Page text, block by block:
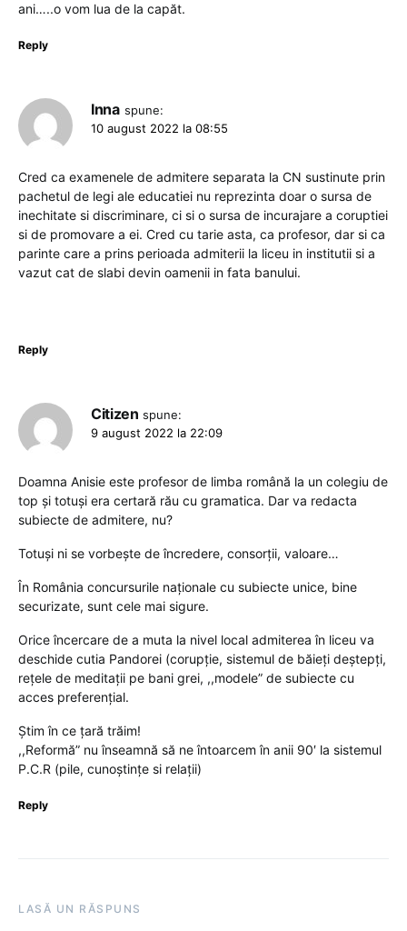
ani…..o vom lua de la capăt.
Reply
Inna spune:
10 august 2022 la 08:55
Cred ca examenele de admitere separata la CN sustinute prin
pachetul de legi ale educatiei nu reprezinta doar o sursa de
inechitate si discriminare, ci si o sursa de incurajare a coruptiei
si de promovare a ei. Cred cu tarie asta, ca profesor, dar si ca
parinte care a prins perioada admiterii la liceu in institutii si a
vazut cat de slabi devin oamenii in fata banului.
Reply
Citizen spune:
9 august 2022 la 22:09
Doamna Anisie este profesor de limba română la un colegiu de
top și totuși era certară rău cu gramatica. Dar va redacta
subiecte de admitere, nu?
Totuși ni se vorbește de încredere, consorții, valoare…
În România concursurile naționale cu subiecte unice, bine
securizate, sunt cele mai sigure.
Orice încercare de a muta la nivel local admiterea în liceu va
deschide cutia Pandorei (corupție, sistemul de băieți deștepți,
rețele de meditații pe bani grei, ,,modele” de subiecte cu
acces preferențial.
Știm în ce țară trăim!
,,Reformă” nu înseamnă să ne întoarcem în anii 90′ la sistemul
P.C.R (pile, cunoștințe si relații)
Reply
LASĂ UN RĂSPUNS